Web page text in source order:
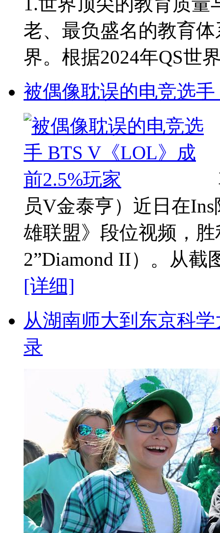
老、最负盛名的教育
界。根据2024年QS世
被偶像耽误的电竞选
员V金泰亨）近日在
雄联盟》段位视频，
2”Diamond II）。从截
[详细]
从湖南师大到东京科
录